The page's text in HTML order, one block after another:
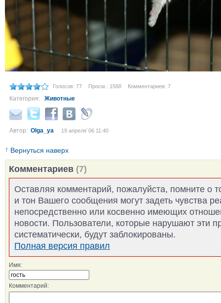
Голосов: 77 Просм.: 1568 Комментариев: 7
Категория: Животные
Автор: Olga_ya 19 апреля´06 11:40
↑ Вернуться наверх
Комментариев (7)
Оставляя комментарий, пожалуйста, помните о
и тон Вашего сообщения могут задеть чувства
непосредственно или косвенно имеющих
новости. Пользователи, которые нарушают эти
систематически, будут заблокированы.
Полная версия правил
Имя:
Комментарий: